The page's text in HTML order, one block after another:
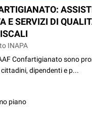
E SERVIZI DI
INAPA
Confartigianato sono
dipendenti e p...
piano